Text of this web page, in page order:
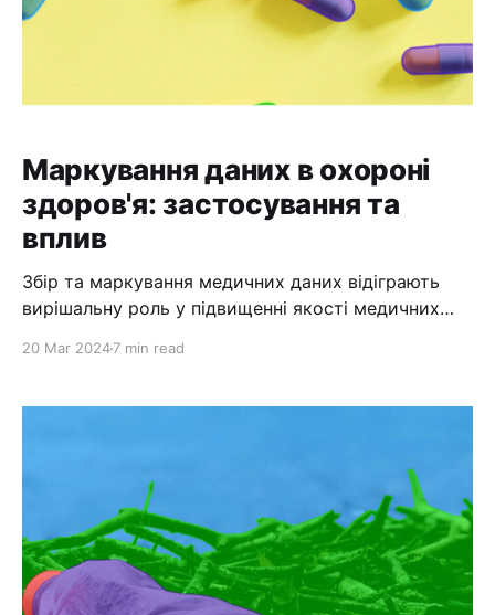
Маркування даних в охороні
здоров'я: застосування та
вплив
Збір та маркування медичних даних відіграють
вирішальну роль у підвищенні якості медичних
охороні здоров'
20 Mar 20247 min read